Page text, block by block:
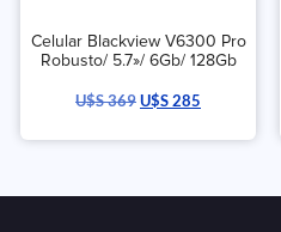
Celular Blackview V6300 Pro
Robusto/ 5.7»/ 6Gb/ 128Gb
U$S369U$S285